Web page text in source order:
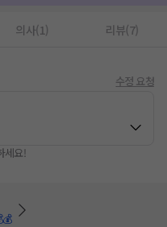
의사(1) 리뷰(7)
수정 요청
세요!